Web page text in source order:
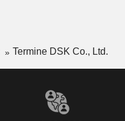
Termine DSK Co., Ltd.